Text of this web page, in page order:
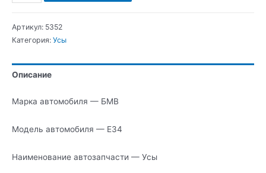
БМВ
Усы
Артикул: 5352
Категория: Усы
Описание
Марка автомобиля — БМВ
Модель автомобиля — Е34
Наименование автозапчасти — Усы